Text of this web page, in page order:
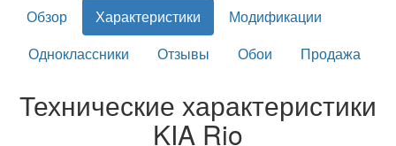
Обзор Характеристики
Модификации
Одноклассники
Отзывы Обои Продажа
Технические характеристики
KIA Rio